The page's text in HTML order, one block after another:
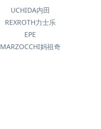
UCHIDA内田
REXROTH力士乐
EPE
MARZOCCHI妈祖奇